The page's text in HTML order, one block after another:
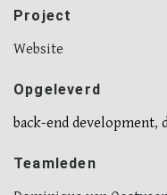
Project
Website
Opgeleverd
back-end development,
Teamleden